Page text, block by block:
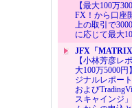
【最大100万
FX！から口座
上の取引で
に応じて最大
JFX「
【小林芳彦レ
大100万5000
ジナルレポー
および
スキャインジ